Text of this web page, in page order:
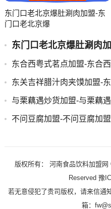
东门口老北京爆肚涮肉加盟-东
门口老北京爆
东门口老北京爆肚涮肉
东合西粤式茗点加盟-东合
东关吉祥腊汁肉夹馍加盟-
与栗藕遇炒货加盟-与栗藕
不问豆腐加盟-不问豆腐加
版权所有： 河南食品饮料加盟网
Reserved 豫
若无意侵犯了贵司版权，请来信通
箱：